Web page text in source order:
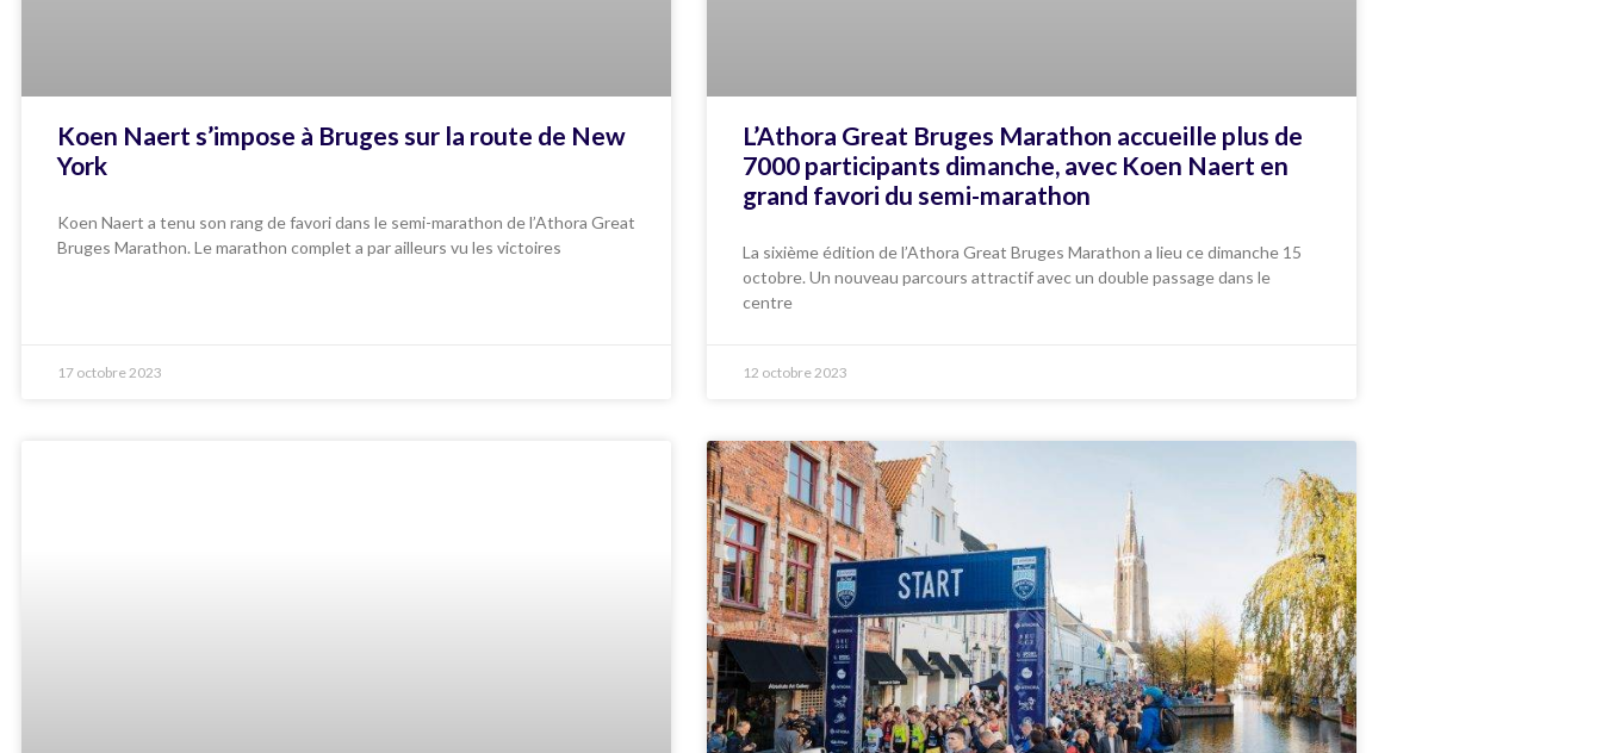
Koen Naert s’impose à Bruges sur la route de New
York
Koen Naert a tenu son rang de favori dans le semi-marathon de l’Athora Great
Bruges Marathon. Le marathon complet a par ailleurs vu les victoires
17 octobre 2023
L’Athora Great Bruges Marathon accueille plus de
7000 participants dimanche, avec Koen Naert en
grand favori du semi-marathon
La sixième édition de l’Athora Great Bruges Marathon a lieu ce dimanche 15
octobre. Un nouveau parcours attractif avec un double passage dans le
centre
12 octobre 2023